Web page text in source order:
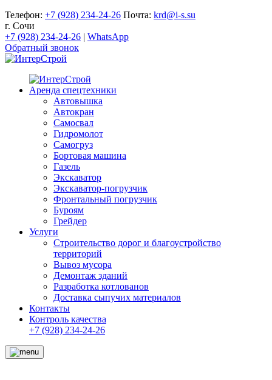
Телефон: +7 (928) 234-24-26 Почта: krd@i-s.su
г. Сочи
+7 (928) 234-24-26 | WhatsApp
Обратный звонок
Аренда спецтехники
Автовышка
Автокран
Самосвал
Гидромолот
Самогруз
Бортовая машина
Газель
Экскаватор
Экскаватор-погрузчик
Фронтальный погрузчик
Буроям
Грейдер
Услуги
Строительство дорог и благоустройство
территорий
Вывоз мусора
Демонтаж зданий
Разработка котлованов
Доставка сыпучих материалов
Контакты
Контроль качества
+7 (928) 234-24-26